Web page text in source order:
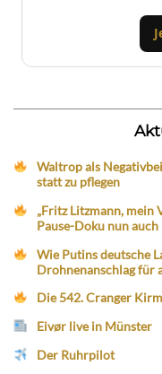
Waltrop als
statt zu pflegen
„Fritz Litzmann, mein
Pause-Doku nun
Wie Putins deutsche
Drohnenanschlag für
Die 542. Cranger
Eivør live in Münster
Der Ruhrpilot